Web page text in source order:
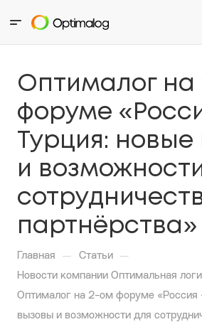
Оптималог на
форуме
Турция:
и
партнёрства»
Главная — Статьи —
Новости компании Оптимальная
Оптималог на 2-ом форуме «Россия
вызовы и возможности для